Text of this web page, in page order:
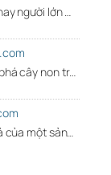
người lớn …
cây non tr…
của một sản…